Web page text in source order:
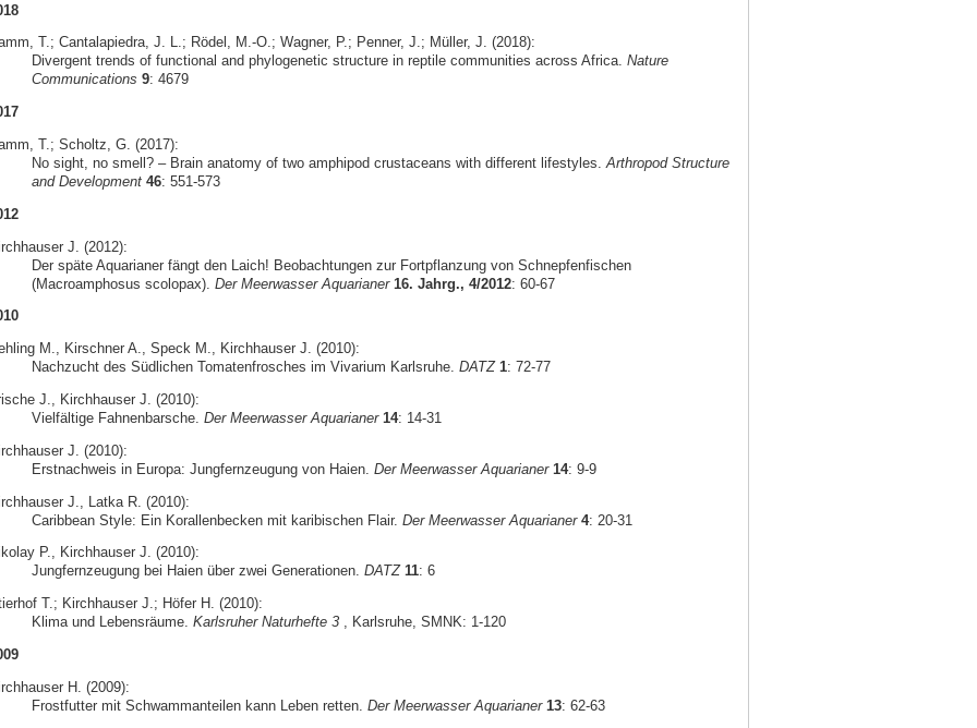
T.; Cantalapiedra, J. L.; Rödel, M.-O.; Wagner, P.; Penner, J.; Müller, J. (2018):
Divergent trends of functional and phylogenetic structure in reptile communities across Africa. Nature
Communications 9: 4679
T.; Scholtz, G. (2017):
No sight, no smell? – Brain anatomy of two amphipod crustaceans with different lifestyles.Arthropod Structure
and Development 46: 551-573
J. (2012):
Der späte Aquarianer fängt den Laich! Beobachtungen zur Fortpflanzung von Schnepfenfischen
(Macroamphosus scolopax). Der Meerwasser Aquarianer 16. Jahrg., 4/2012: 60-67
M., Kirschner A., Speck M., Kirchhauser J. (2010):
Nachzucht des Südlichen Tomatenfrosches im Vivarium Karlsruhe. DATZ 1: 72-77
J., Kirchhauser J. (2010):
Vielfältige Fahnenbarsche. Der Meerwasser Aquarianer 14: 14-31
J. (2010):
Erstnachweis in Europa: Jungfernzeugung von Haien. Der Meerwasser Aquarianer 14: 9-9
J., Latka R. (2010):
Caribbean Style: Ein Korallenbecken mit karibischen Flair. Der Meerwasser Aquarianer 4: 20-31
P., Kirchhauser J. (2010):
Jungfernzeugung bei Haien über zwei Generationen. DATZ 11: 6
T.; Kirchhauser J.; Höfer H. (2010):
Klima und Lebensräume. Karlsruher Naturhefte 3, Karlsruhe, SMNK: 1-120
H. (2009):
Frostfutter mit Schwammanteilen kann Leben retten. Der Meerwasser Aquarianer 13: 62-63